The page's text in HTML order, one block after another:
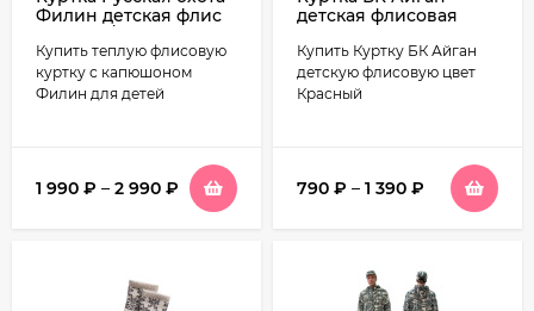
Филин детская флис
Купить теплую флисовую
куртку с капюшоном
Филин для детей
1 990 ₽ – 2 990 ₽
детская флисовая
Купить Куртку БК Айган
детскую флисовую цвет
Красный
790 ₽ – 1 390 ₽